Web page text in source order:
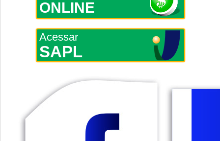
ONLINE
Acessar
SAPL